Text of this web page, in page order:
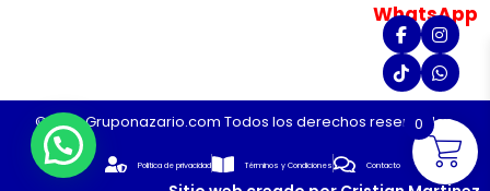
WhatsApp
©2026 Gruponazario.com Todos los derechos reservados.
Politica de privacidad Términos y Condiciones Contacto
0